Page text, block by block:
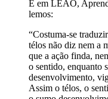
E em LEÃO,
lemos:
“Costuma-se
télos não diz nem a
que a ação finda,
o sentido, enquanto
desenvolvimento,
Assim o télos, o